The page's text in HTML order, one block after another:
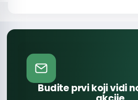
Budite prvi koji vidi